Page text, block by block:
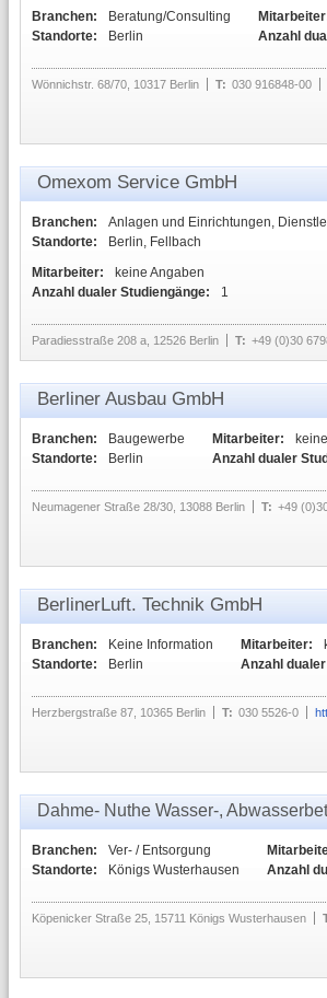
Branchen:
Beratung/Consulting
Standorte:
Berlin
Anzahl
Wönnichstr. 68/70, 10317 Berlin T: 030 916848-00
Omexom Service GmbH
Branchen: Anlagen und Einrichtungen,
Standorte:
Berlin, Fellbach
Mitarbeiter:
keine Angaben
Anzahl dualer Studiengänge:
1
Paradiesstraße 208 a, 12526 Berlin T: +49 (0)30
Berliner Ausbau GmbH
Branchen:
Baugewerbe
Standorte:
Berlin
Mitarbeiter:
Anzahl dualer
Neumagener Straße 28/30, 13088 Berlin T: +49
BerlinerLuft. Technik GmbH
Branchen:
Keine Information
Standorte:
Berlin
Mitarbeiter:
Anzahl
Herzbergstraße 87, 10365 Berlin T: 030 5526-0
Dahme- Nuthe Wasser-,
Branchen:
Ver- / Entsorgung
Standorte:
Königs Wusterhausen
Anzahl
Köpenicker Straße 25, 15711 Königs Wusterhausen